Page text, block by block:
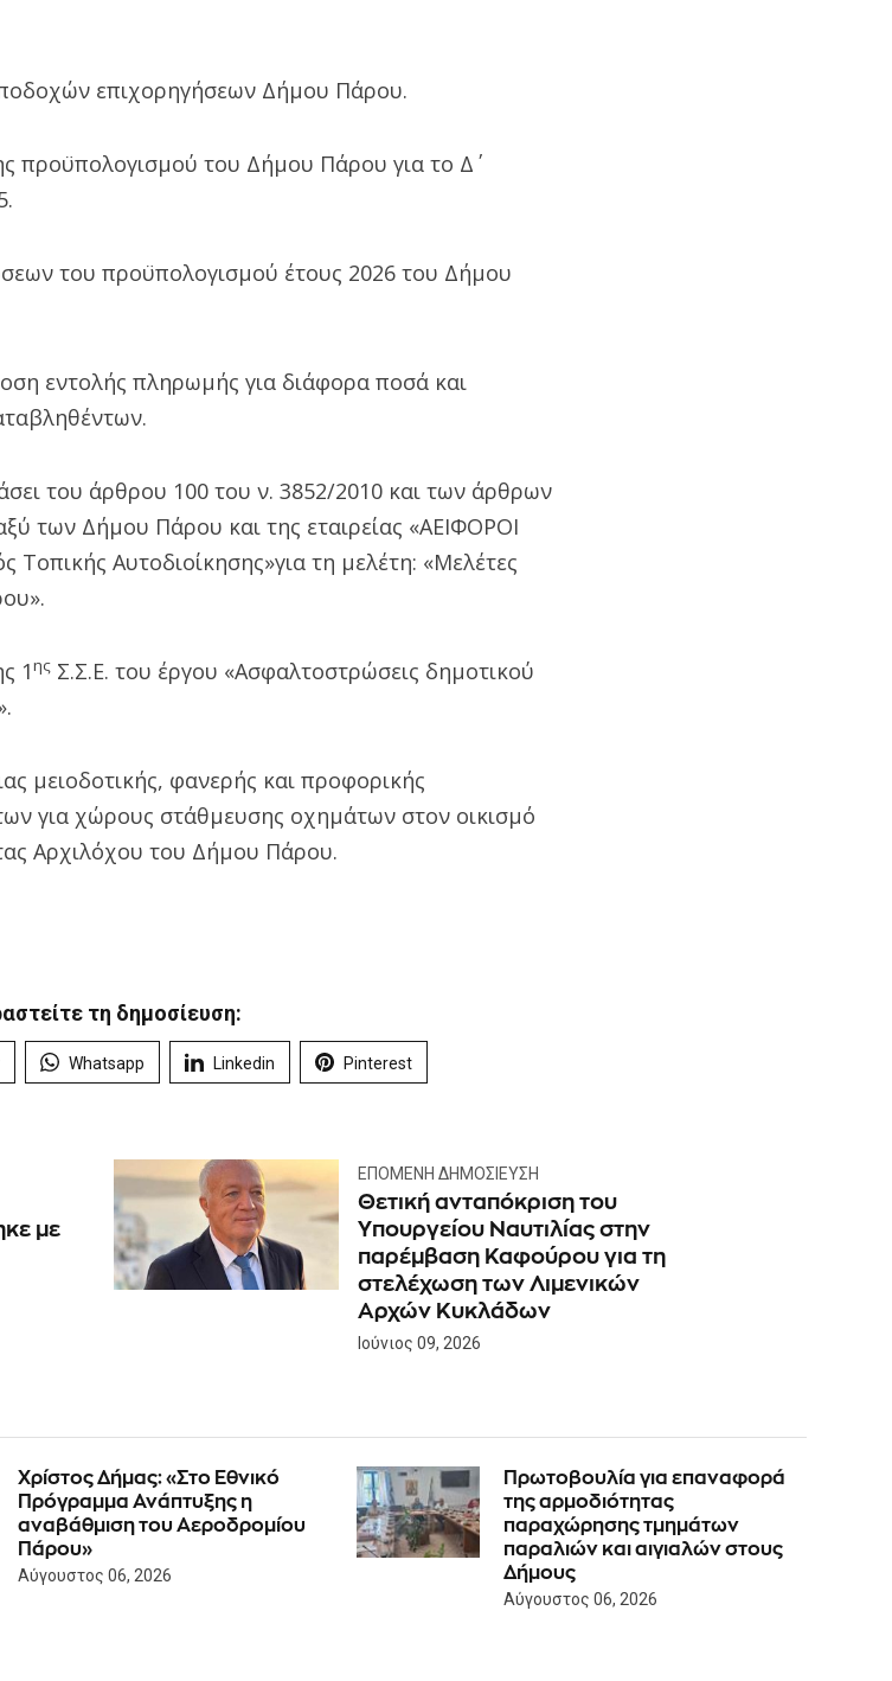
επιχορηγήσεων Δήμου Πάρου.
προϋπολογισμού του Δήμου Πάρου για το Δ΄
του προϋπολογισμού έτους 2026 του Δήμου
εντολής πληρωμής για διάφορα ποσά και
του άρθρου 100 του ν. 3852/2010 και των άρθρων
των Δήμου Πάρου και της εταιρείας «ΑΕΙΦΟΡΟΙ
Αυτοδιοίκησης»για τη μελέτη: «Μελέτες
1ης Σ.Σ.Ε. του έργου «Ασφαλτοστρώσεις δημοτικού
μειοδοτικής, φανερής και προφορικής
για χώρους στάθμευσης οχημάτων στον οικισμό
Αρχιλόχου του Δήμου Πάρου.
τη δημοσίευση:
Whatsapp Linkedin Pinterest
με
ΕΠΌΜΕΝΗ ΔΗΜΟΣΊΕΥΣΗ
Θετική ανταπόκριση του
Υπουργείου Ναυτιλίας στην
παρέμβαση Καφούρου για τη
στελέχωση των Λιμενικών
Αρχών Κυκλάδων
Ιούνιος 09, 2026
Χρίστος Δήμας: «Στο Εθνικό
Πρόγραμμα Ανάπτυξης η
αναβάθμιση του Αεροδρομίου
Πάρου»
Αύγουστος 06, 2026
Πρωτοβουλία για επαναφορά
της αρμοδιότητας
παραχώρησης τμημάτων
παραλιών και αιγιαλών στους
Δήμους
Αύγουστος 06, 2026